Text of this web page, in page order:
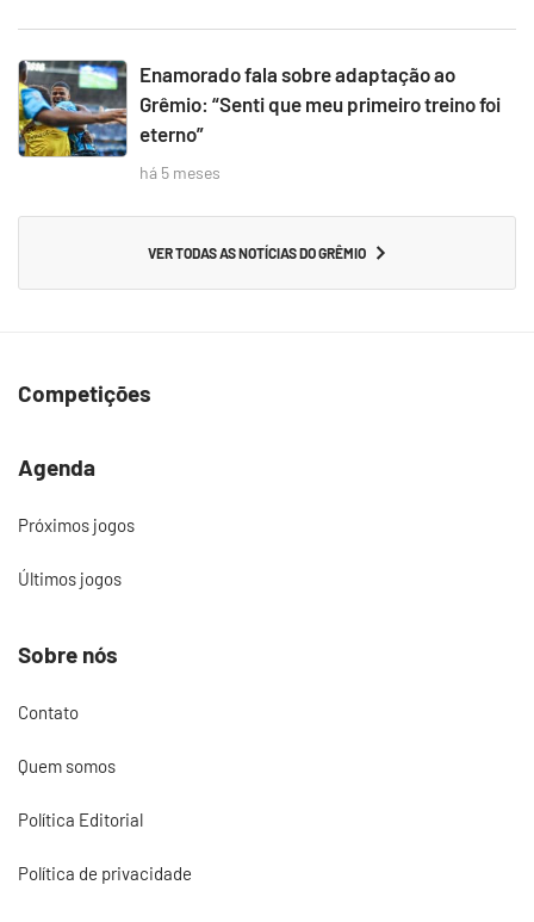
Enamorado fala sobre adaptação ao
Grêmio: “Senti que meu primeiro treino foi
eterno”
há 5 meses
VER TODAS AS NOTÍCIAS DO GRÊMIO
Competições
Agenda
Próximos jogos
Últimos jogos
Sobre nós
Contato
Quem somos
Política Editorial
Política de privacidade